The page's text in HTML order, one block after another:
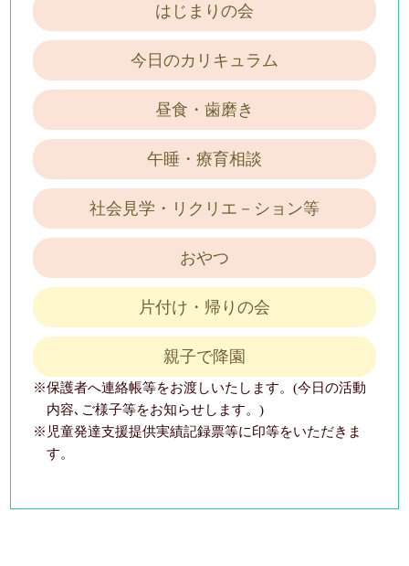
はじまりの会
今日のカリキュラム
昼食・歯磨き
午睡・療育相談
社会見学・リクリエ－ション等
おやつ
片付け・帰りの会
親子で降園
※保護者へ連絡帳等をお渡しいたします。(今日の活動
内容､ご様子等をお知らせします。)
※児童発達支援提供実績記録票等に印等をいただきま
す。